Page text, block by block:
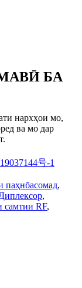
БА
нархҳои мо,
ва мо дар
号-1
паҳнбасомад,
,
самтии RF,